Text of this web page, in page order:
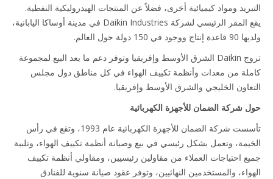
ومواد كيميائية أخرى، فضلاً عن المنتجات الهيدروليكية النفطية.
يقع المقر الرئيسي لشركة Daikin Industries في مدينة أوساكا اليابانية،
تروج Daikin الشرق الأوسط وإفريقيا وتوفر دعم ما بعد البيع لمجموعة
من معدات وأنظمة تكييف الهواء في كل مناطق دول مجلس
الخليجي والشرق الأوسط وإفريقيا.
شركة الضمان للأجهزة الكهربائية
تأسست شركة الضمان للأجهزة الكهربائية عام 1993، وتقع في رأس
وتعمل بشكل رئيسي في بيع وصيانة أنظمة تكييف الهواء، وتلبية
احتياجات العملاء من مقاولين رئيسيين، ومقاولي أنظمة تكييف
والمستخدمين النهائيين، وتوفر عقود صيانة سنوية للفنادق